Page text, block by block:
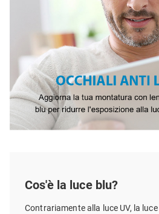
Cos'è la luce blu?
Contrariamente alla luce UV, la